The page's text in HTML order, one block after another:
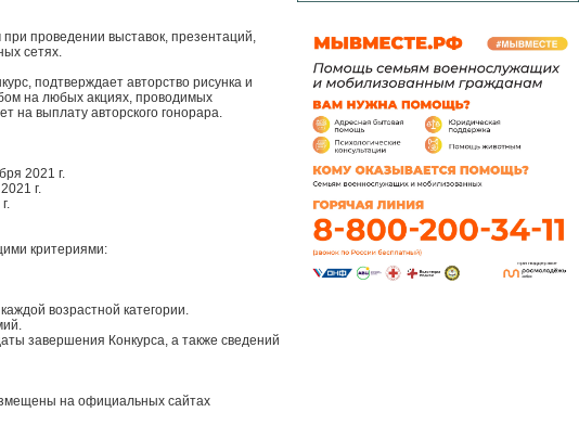
проведении выставок, презентаций,
сетях.
подтверждает авторство рисунка и
на любых акциях, проводимых
на выплату авторского гонорара.
2021 г.
г.
критериями:
возрастной категории.
завершения Конкурса, а также сведений
на официальных сайтах